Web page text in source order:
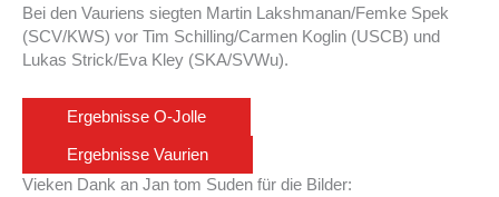
Bei den Vauriens siegten Martin Lakshmanan/Femke Spek
(SCV/KWS) vor Tim Schilling/Carmen Koglin (USCB) und
Lukas Strick/Eva Kley (SKA/SVWu).
Ergebnisse O-Jolle
Ergebnisse Vaurien
Vieken Dank an Jan tom Suden für die Bilder: